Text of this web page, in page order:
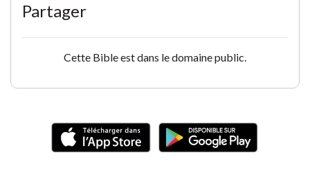
Partager
Cette Bible est dans le domaine public.